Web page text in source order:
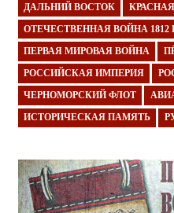
ДАЛЬНИЙ ВОСТОК
ОТЕЧЕСТВЕННАЯ ВОЙНА 1812
ПЕРВАЯ МИРОВАЯ ВОЙНА
РОССИЙСКАЯ ИМПЕРИЯ
ЧЕРНОМОРСКИЙ ФЛОТ
ИСТОРИЧЕСКАЯ ПАМЯТЬ